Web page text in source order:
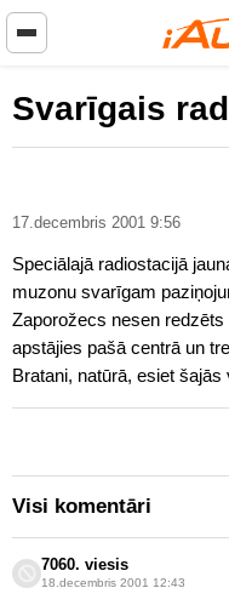
Svarīgais
17.decembris 2001 9:56
Speciālajā radiostacijā
muzonu svarīgam paziņojumam: - Koroče,
Zaporožecs nesen
apstājies pašā centrā un
Bratani, natūrā, esiet
Visi komentāri
7060. viesis
18.decembris 2001 12:43